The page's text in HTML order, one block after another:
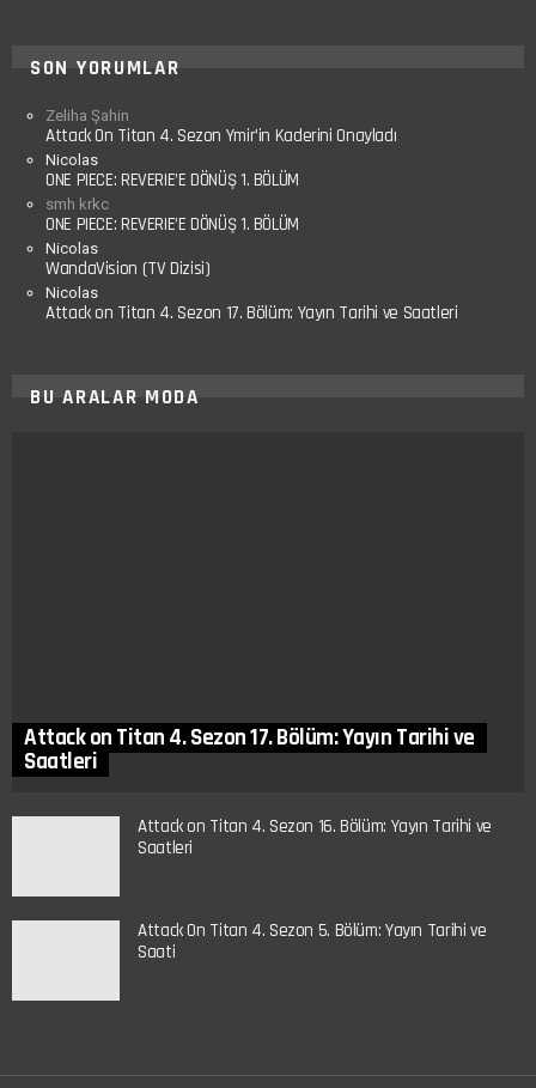
SON YORUMLAR
Zeliha Şahin
Attack On Titan 4. Sezon Ymir’in Kaderini Onayladı
Nicolas
ONE PIECE: REVERIE’E DÖNÜŞ 1. BÖLÜM
smh krkc
ONE PIECE: REVERIE’E DÖNÜŞ 1. BÖLÜM
Nicolas
WandaVision (TV Dizisi)
Nicolas
Attack on Titan 4. Sezon 17. Bölüm: Yayın Tarihi ve Saatleri
BU ARALAR MODA
Attack on Titan 4. Sezon 17. Bölüm: Yayın Tarihi ve
Saatleri
Attack on Titan 4. Sezon 16. Bölüm: Yayın Tarihi ve
Saatleri
Attack On Titan 4. Sezon 5. Bölüm: Yayın Tarihi ve
Saati